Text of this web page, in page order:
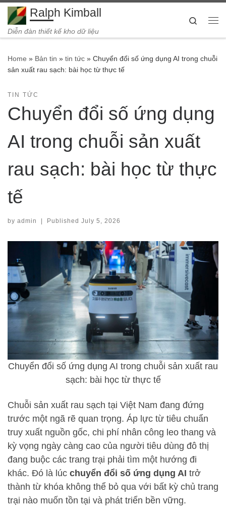
Skip to content
Ralph Kimball
Diễn đàn thiết kế kho dữ liệu
Search
Home » Bản tin » tin tức » Chuyển đổi số ứng dụng AI trong chuỗi
sản xuất rau sạch: bài học từ thực tế
TIN TỨC
Chuyển đổi số ứng dụng
AI trong chuỗi sản xuất
rau sạch: bài học từ thực
tế
by admin Published July 5, 2026
Chuyển đổi số ứng dụng AI trong chuỗi sản xuất rau
sạch: bài học từ thực tế
Chuỗi sản xuất rau sạch tại Việt Nam đang đứng
trước một ngã rẽ quan trọng. Áp lực từ tiêu chuẩn
truy xuất nguồn gốc, chi phí nhân công leo thang và
kỳ vọng ngày càng cao của người tiêu dùng đô thị
đang buộc các trang trại phải tìm một hướng đi
khác. Đó là lúc chuyển đổi số ứng dụng AI trở
thành từ khóa không thể bỏ qua với bất kỳ chủ trang
trại nào muốn tồn tại và phát triển bền vững.